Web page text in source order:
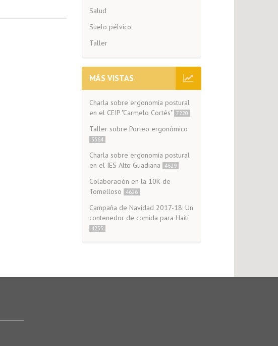
Salud
Suelo pélvico
Taller
MÁS VISTAS
Charla sobre ergonomía postural
en el CEIP "Carmelo Cortés" 7220
Taller sobre Porteo ergonómico
5364
Charla sobre ergonomía postural
en el IES Alto Guadiana
4629
Colaboración en la 10K de
Tomelloso
4626
Campaña de Navidad 2017-18: Un
contenedor de comida para Haití
4255